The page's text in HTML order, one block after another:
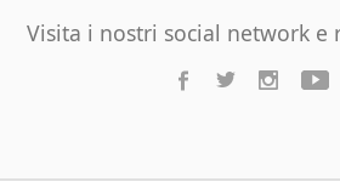
Visita i nostri social network